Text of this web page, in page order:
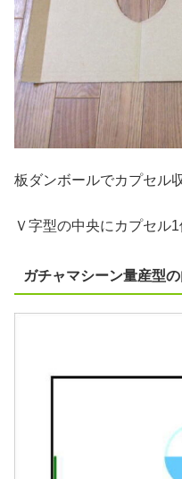
板ダンボールでカプセル
Ｖ字型の中央にカプセル
ガチャマシーン量産型